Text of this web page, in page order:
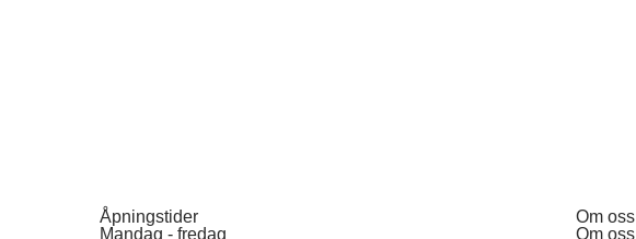
Åpningstider
Mandag - fredag
Om oss
Om oss